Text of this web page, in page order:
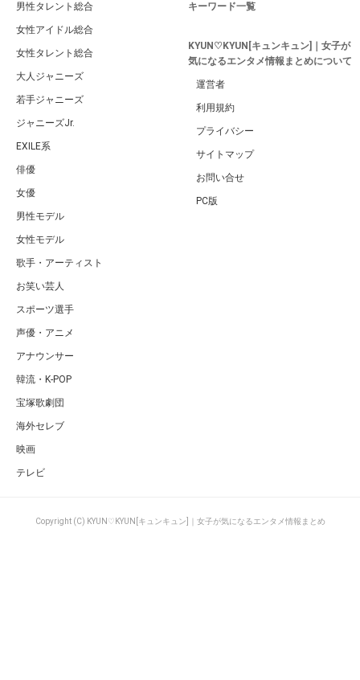
男性タレント総合
女性アイドル総合
女性タレント総合
大人ジャニーズ
若手ジャニーズ
ジャニーズJr.
EXILE系
俳優
女優
男性モデル
女性モデル
歌手・アーティスト
お笑い芸人
スポーツ選手
声優・アニメ
アナウンサー
韓流・K-POP
宝塚歌劇団
海外セレブ
映画
テレビ
キーワード一覧
KYUN♡KYUN[キュンキュン]｜女子が
気になるエンタメ情報まとめについて
運営者
利用規約
プライバシー
サイトマップ
お問い合せ
PC版
Copyright (C) KYUN♡KYUN[キュンキュン]｜女子が気になるエンタメ情報まとめ